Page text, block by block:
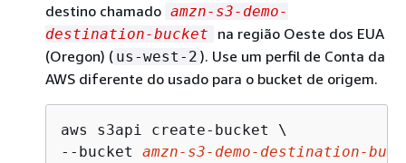
destino chamado amzn-s3-demo-
destination-bucket
na região Oeste dos EUA
(Oregon) ( us-west-2 ). Use um perfil de Conta da
AWS diferente do usado para o bucket de origem.
aws s3api create-bucket \
--bucket amzn-s3-demo-destination-